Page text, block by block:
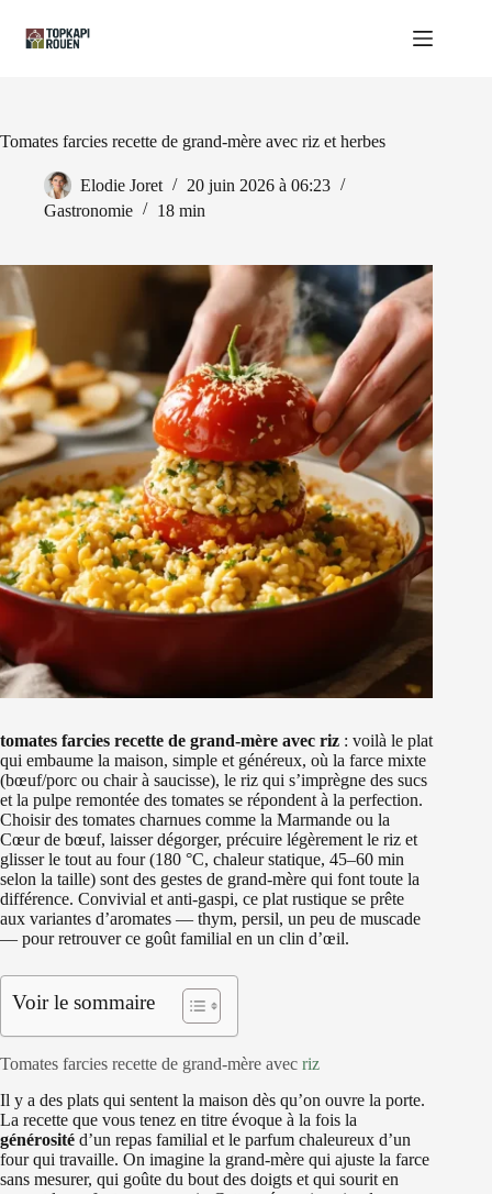
contenu
Tomates farcies recette de grand-mère avec riz et herbes
Elodie Joret
20 juin 2026 à 06:23
Gastronomie
18 min
tomates farcies recette de grand-mère avec riz : voilà le plat
qui embaume la maison, simple et généreux, où la farce mixte
(bœuf/porc ou chair à saucisse), le riz qui s’imprègne des sucs
et la pulpe remontée des tomates se répondent à la perfection.
Choisir des tomates charnues comme la Marmande ou la
Cœur de bœuf, laisser dégorger, précuire légèrement le riz et
glisser le tout au four (180 °C, chaleur statique, 45–60 min
selon la taille) sont des gestes de grand-mère qui font toute la
différence. Convivial et anti-gaspi, ce plat rustique se prête
aux variantes d’aromates — thym, persil, un peu de muscade
— pour retrouver ce goût familial en un clin d’œil.
Voir le sommaire
Tomates farcies recette de grand-mère avec riz
Il y a des plats qui sentent la maison dès qu’on ouvre la porte.
La recette que vous tenez en titre évoque à la fois la
générosité d’un repas familial et le parfum chaleureux d’un
four qui travaille. On imagine la grand-mère qui ajuste la farce
sans mesurer, qui goûte du bout des doigts et qui sourit en